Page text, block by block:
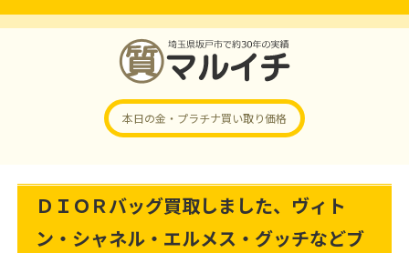
本日の金・プラチナ買い取り価格
ＤＩＯＲバッグ買取しました、ヴィト
ン・シャネル・エルメス・グッチなどブ